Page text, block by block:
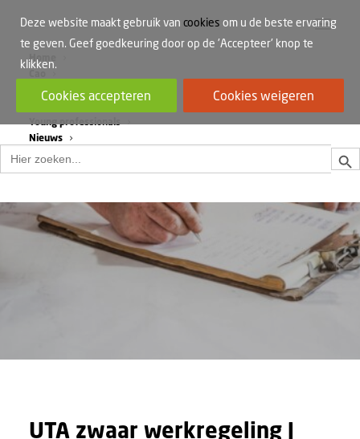
Home
Werkdruk
Vrouwen in de bouw
Young professionals
Nieuws
Zoek
naar:
UTA zwaar werkregeling |
Deze website maakt gebruik van cookies om u de beste ervaring
te geven. Geef goedkeuring door op de 'Accepteer' knop te
klikken.
Cookies accepteren Cookies weigeren